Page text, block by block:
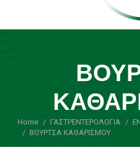
You are
Home ΓΑΣΤΡΕΝΤΕΡΟΛΟΓΙΑ
ΒΟΥΡΤΣΑ ΚΑΘΑΡΙΣΜΟΥ